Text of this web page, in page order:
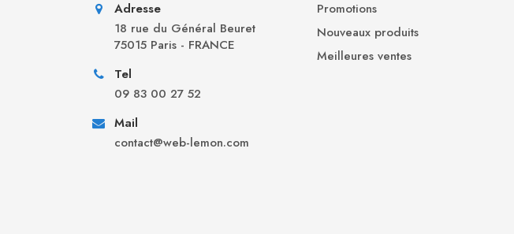
Adresse
18 rue du Général Beuret
75015 Paris - FRANCE
Tel
09 83 00 27 52
Mail
contact@web-lemon.com
Promotions
Nouveaux produits
Meilleures ventes